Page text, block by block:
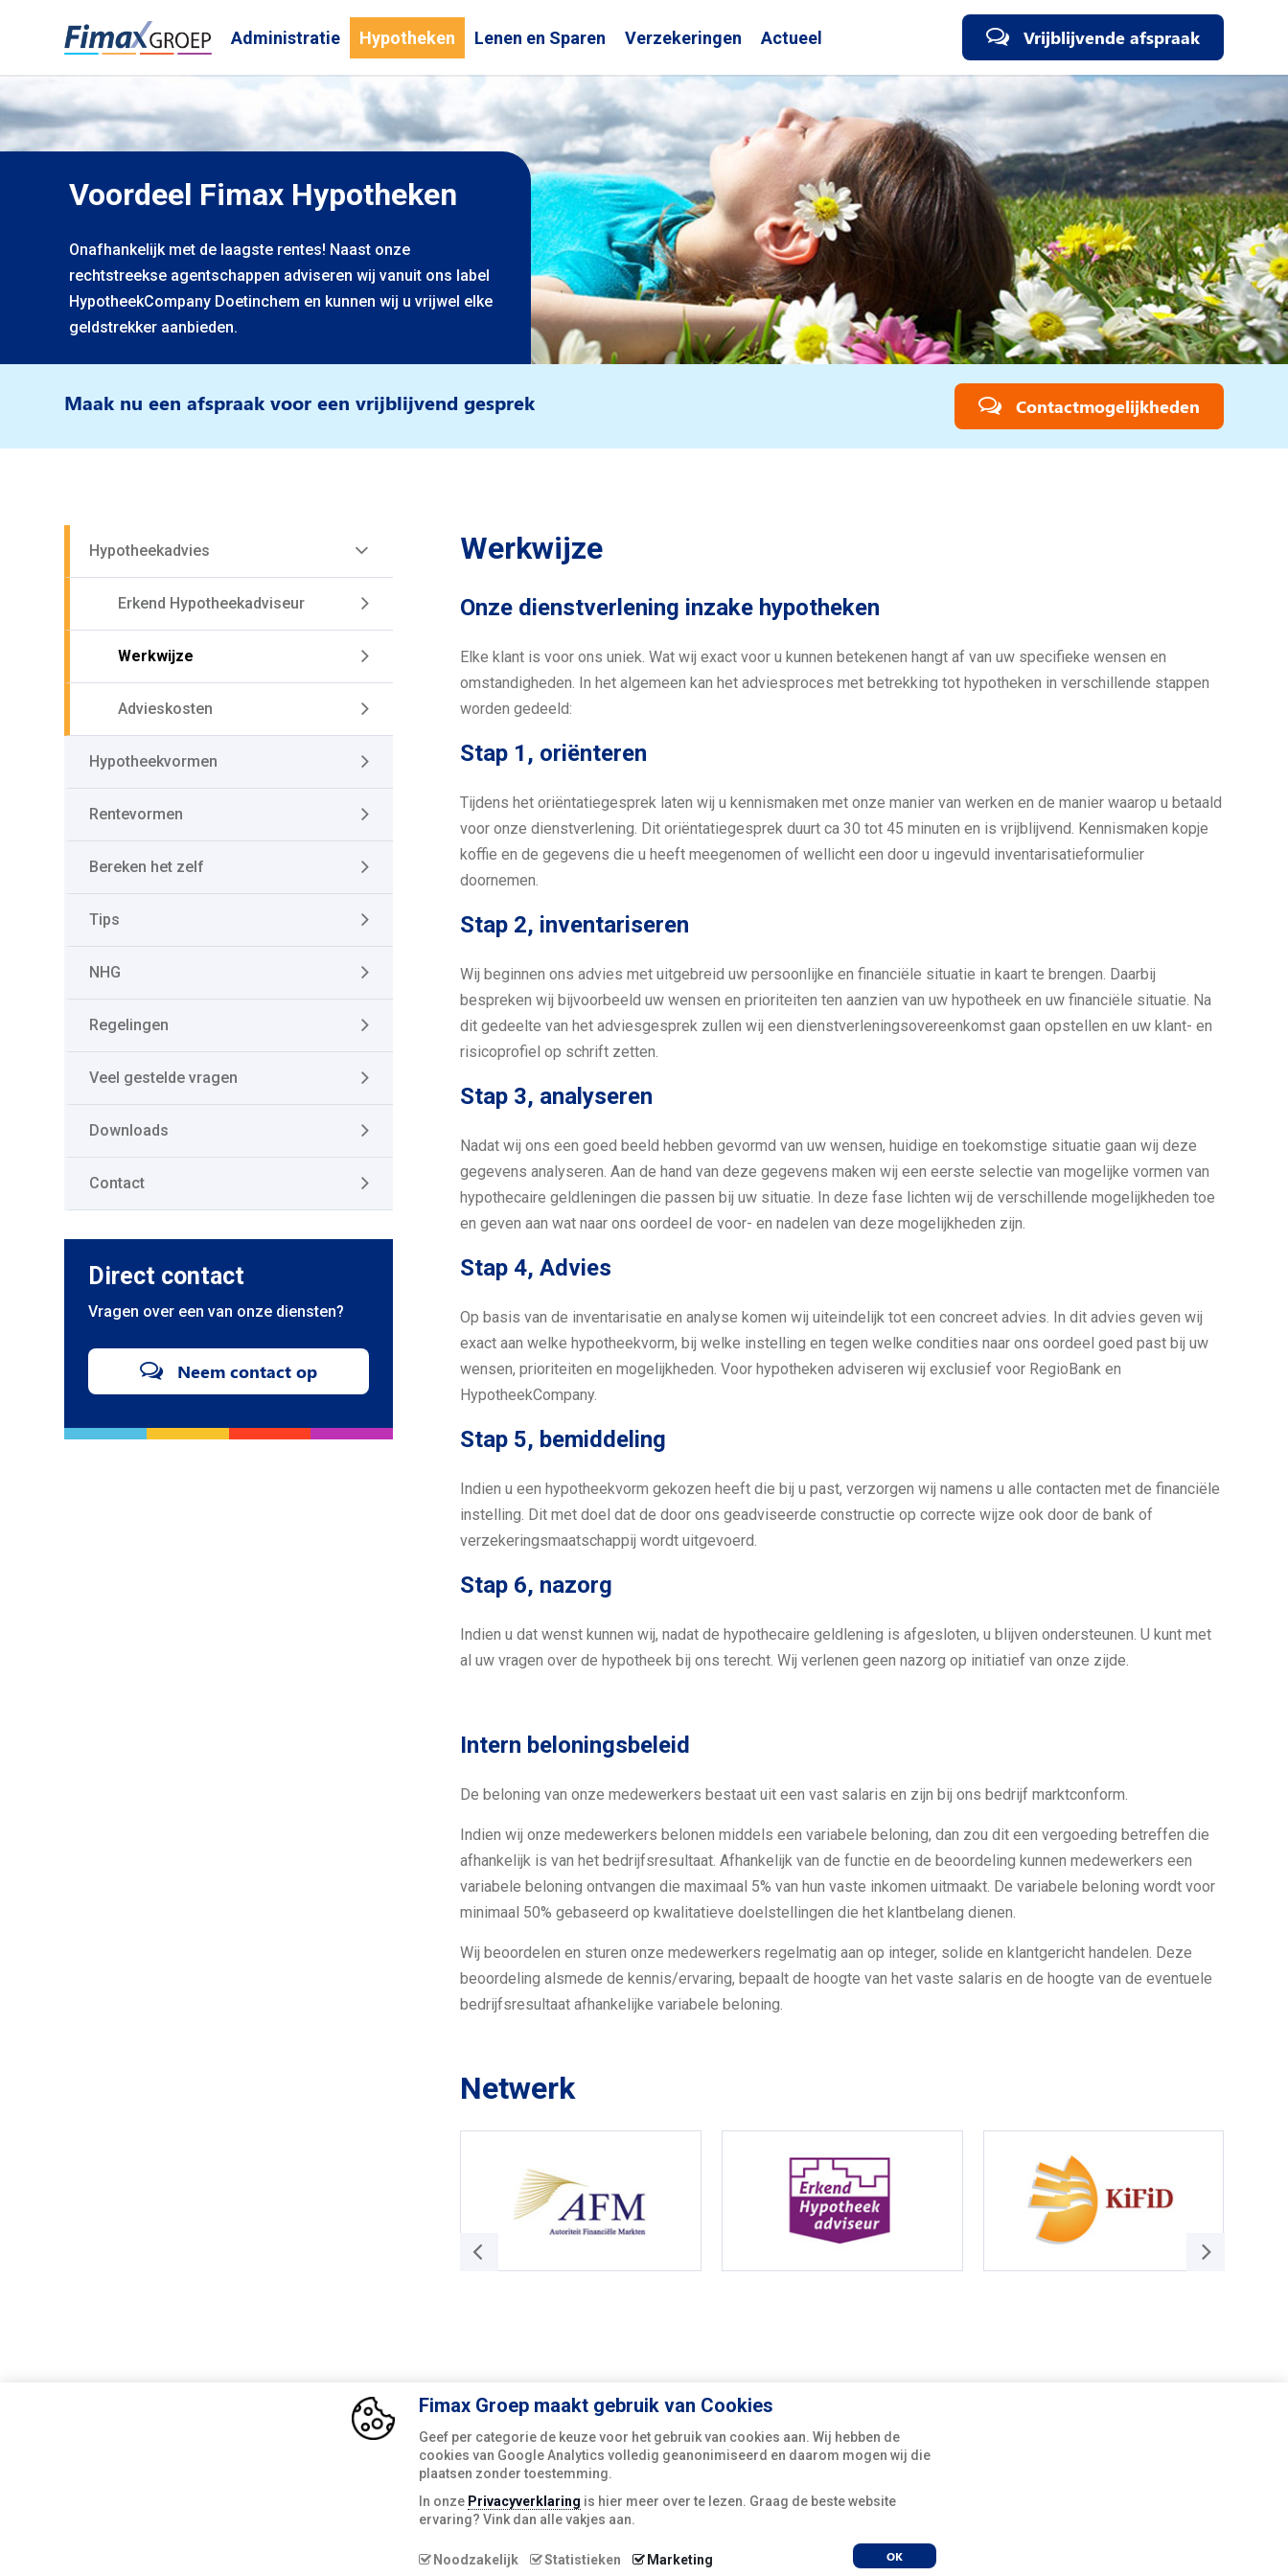
Administratie Hypotheken Lenen en Sparen Verzekeringen Actueel Vrijblijvende afspraak
Voordeel Fimax Hypotheken
Onafhankelijk met de laagste rentes! Naast onze
rechtstreekse agentschappen adviseren wij vanuit ons label
HypotheekCompany Doetinchem en kunnen wij u vrijwel elke
geldstrekker aanbieden.
Maak nu een afspraak voor een vrijblijvend gesprek Contactmogelijkheden
Werkwijze
Onze dienstverlening inzake hypotheken
Elke klant is voor ons uniek. Wat wij exact voor u kunnen betekenen hangt af van uw specifieke wensen en
omstandigheden. In het algemeen kan het adviesproces met betrekking tot hypotheken in verschillende stappen
worden gedeeld:
Stap 1, oriënteren
Tijdens het oriëntatiegesprek laten wij u kennismaken met onze manier van werken en de manier waarop u betaald
voor onze dienstverlening. Dit oriëntatiegesprek duurt ca 30 tot 45 minuten en is vrijblijvend. Kennismaken kopje
koffie en de gegevens die u heeft meegenomen of wellicht een door u ingevuld inventarisatieformulier
doornemen.
Stap 2, inventariseren
Wij beginnen ons advies met uitgebreid uw persoonlijke en financiële situatie in kaart te brengen. Daarbij
bespreken wij bijvoorbeeld uw wensen en prioriteiten ten aanzien van uw hypotheek en uw financiële situatie. Na
dit gedeelte van het adviesgesprek zullen wij een dienstverleningsovereenkomst gaan opstellen en uw klant- en
risicoprofiel op schrift zetten.
Stap 3, analyseren
Nadat wij ons een goed beeld hebben gevormd van uw wensen, huidige en toekomstige situatie gaan wij deze
gegevens analyseren. Aan de hand van deze gegevens maken wij een eerste selectie van mogelijke vormen van
hypothecaire geldleningen die passen bij uw situatie. In deze fase lichten wij de verschillende mogelijkheden toe
en geven aan wat naar ons oordeel de voor- en nadelen van deze mogelijkheden zijn.
Stap 4, Advies
Op basis van de inventarisatie en analyse komen wij uiteindelijk tot een concreet advies. In dit advies geven wij
exact aan welke hypotheekvorm, bij welke instelling en tegen welke condities naar ons oordeel goed past bij uw
wensen, prioriteiten en mogelijkheden. Voor hypotheken adviseren wij exclusief voor RegioBank en
HypotheekCompany.
Stap 5, bemiddeling
Indien u een hypotheekvorm gekozen heeft die bij u past, verzorgen wij namens u alle contacten met de financiële
instelling. Dit met doel dat de door ons geadviseerde constructie op correcte wijze ook door de bank of
verzekeringsmaatschappij wordt uitgevoerd.
Stap 6, nazorg
Indien u dat wenst kunnen wij, nadat de hypothecaire geldlening is afgesloten, u blijven ondersteunen. U kunt met
al uw vragen over de hypotheek bij ons terecht. Wij verlenen geen nazorg op initiatief van onze zijde.
Intern beloningsbeleid
De beloning van onze medewerkers bestaat uit een vast salaris en zijn bij ons bedrijf marktconform.
Indien wij onze medewerkers belonen middels een variabele beloning, dan zou dit een vergoeding betreffen die
afhankelijk is van het bedrijfsresultaat. Afhankelijk van de functie en de beoordeling kunnen medewerkers een
variabele beloning ontvangen die maximaal 5% van hun vaste inkomen uitmaakt. De variabele beloning wordt voor
minimaal 50% gebaseerd op kwalitatieve doelstellingen die het klantbelang dienen.
Wij beoordelen en sturen onze medewerkers regelmatig aan op integer, solide en klantgericht handelen. Deze
beoordeling alsmede de kennis/ervaring, bepaalt de hoogte van het vaste salaris en de hoogte van de eventuele
bedrijfsresultaat afhankelijke variabele beloning.
Netwerk
Hypotheekadvies
Erkend Hypotheekadviseur
Werkwijze
Advieskosten
Hypotheekvormen
Rentevormen
Bereken het zelf
Tips
NHG
Regelingen
Veel gestelde vragen
Downloads
Contact
Direct contact
Vragen over een van onze diensten?
Neem contact op
Fimax Groep maakt gebruik van Cookies
Geef per categorie de keuze voor het gebruik van cookies aan. Wij hebben de
cookies van Google Analytics volledig geanonimiseerd en daarom mogen wij die
plaatsen zonder toestemming.
In onze Privacyverklaring is hier meer over te lezen. Graag de beste website
ervaring? Vink dan alle vakjes aan.
Noodzakelijk Statistieken Marketing OK
Privacy statement en cookies Corona
7001 DN Doetinchem